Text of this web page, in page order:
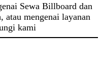
Sewa Billboard dan
atau mengenai layanan
kami